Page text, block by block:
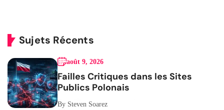
Sujets Récents
août 9, 2026
Failles Critiques dans les Sites
Publics Polonais
By Steven Soarez